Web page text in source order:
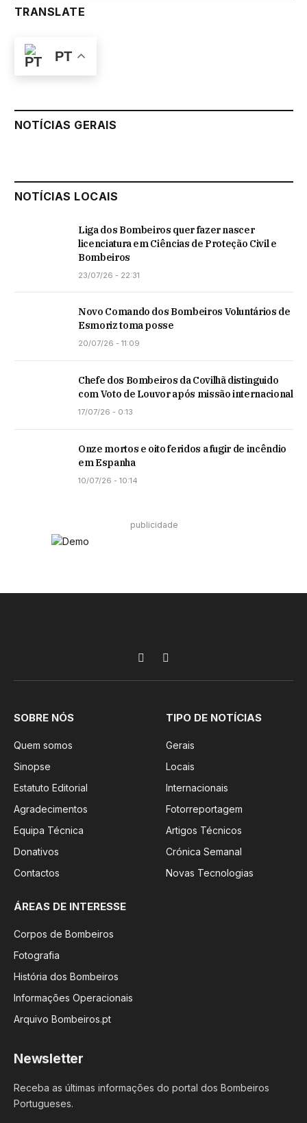
TRANSLATE
PT
NOTÍCIAS GERAIS
NOTÍCIAS LOCAIS
Liga dos Bombeiros quer fazer nascer
licenciatura em Ciências de Proteção Civil e
Bombeiros
23/07/26 - 22:31
Novo Comando dos Bombeiros Voluntários de
Esmoriz toma posse
20/07/26 - 11:09
Chefe dos Bombeiros da Covilhã distinguido
com Voto de Louvor após missão internacional
17/07/26 - 0:13
Onze mortos e oito feridos a fugir de incêndio
em Espanha
10/07/26 - 10:14
publicidade
FacebookInstagram
SOBRE NÓS
Quem somos
Sinopse
Estatuto Editorial
Agradecimentos
Equipa Técnica
Donativos
Contactos
TIPO DE NOTÍCIAS
Gerais
Locais
Internacionais
Fotorreportagem
Artigos Técnicos
Crónica Semanal
Novas Tecnologias
ÁREAS DE INTERESSE
Corpos de Bombeiros
Fotografia
História dos Bombeiros
Informações Operacionais
Arquivo Bombeiros.pt
Newsletter
Receba as últimas informações do portal dos Bombeiros
Portugueses.